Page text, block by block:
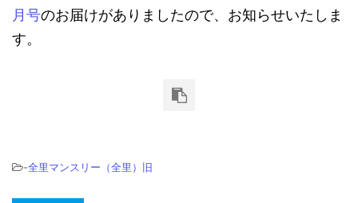
月号のお届けがありましたので、お知らせいたしま
す。
-全里マンスリー（全里）旧